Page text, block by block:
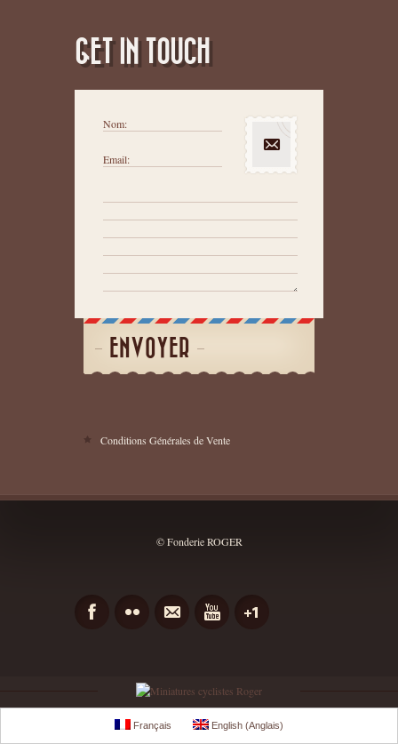
GET IN TOUCH
Nom:
Email:
ENVOYER
Conditions Générales de Vente
© Fonderie ROGER
Français English (Anglais)